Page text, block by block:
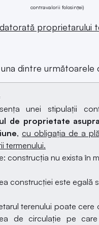
contravalorii folosinţei)
proprietarului
dintre următoarele
unei stipulații
de proprietate
, cu obligația de a
termenului.
construcția nu exista în
construcției este egală
terenului poate cere
de circulație pe